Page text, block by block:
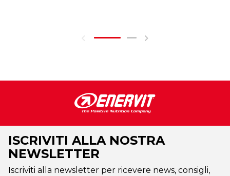
ISCRIVITI ALLA NOSTRA
NEWSLETTER
Iscriviti alla newsletter per ricevere news, consigli,